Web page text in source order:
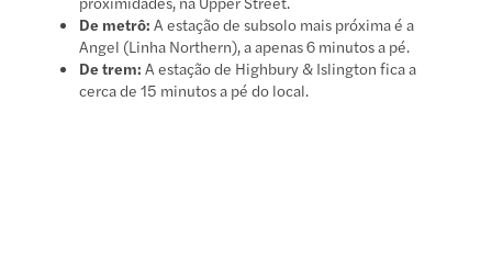
De metrô: A estação de subsolo mais próxima é a
Angel (Linha Northern), a apenas 6 minutos a pé.
De trem: A estação de Highbury & Islington fica a
cerca de 15 minutos a pé do local.